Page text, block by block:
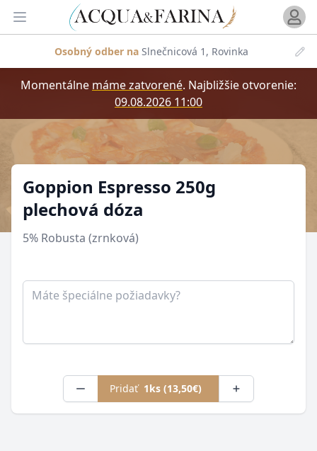
Otvoriť menu
Osobný odber na Slnečnicová 1, Rovinka
Momentálne máme zatvorené. Najbližšie otvorenie:
09.08.2026 11:00
Produkt
Goppion Espresso 250g
plechová dóza
5% Robusta (zrnková)
Poznámka
Pridať 1ks (13,50€)